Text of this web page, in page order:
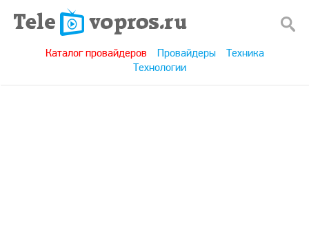
Каталог провайдеров Провайдеры
Техника
Технологии